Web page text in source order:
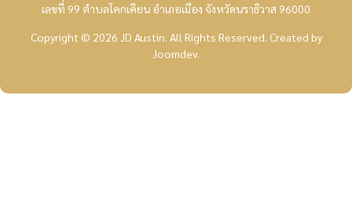
เลขที่ 99 ตำบลโคกเคียน อำเภอเมือง จังหวัดนราธิวาส 96000
Copyright © 2026 JD Austin. All Rights Reserved. Created by
Joomdev.